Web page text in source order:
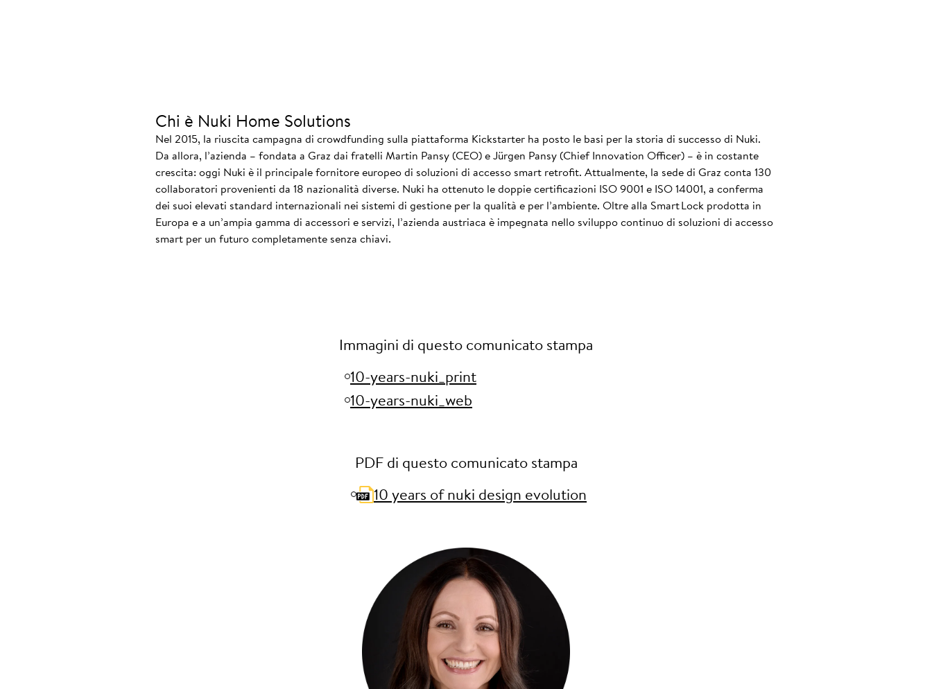
Chi è Nuki Home Solutions
Nel 2015, la riuscita campagna di crowdfunding sulla piattaforma Kickstarter ha posto le basi per la storia di successo di Nuki.
Da allora, l’azienda – fondata a Graz dai fratelli Martin Pansy (CEO) e Jürgen Pansy (Chief Innovation Officer) – è in costante
crescita: oggi Nuki è il principale fornitore europeo di soluzioni di accesso smart retrofit. Attualmente, la sede di Graz conta 130
collaboratori provenienti da 18 nazionalità diverse. Nuki ha ottenuto le doppie certificazioni ISO 9001 e ISO 14001, a conferma
dei suoi elevati standard internazionali nei sistemi di gestione per la qualità e per l’ambiente. Oltre alla Smart Lock prodotta in
Europa e a un’ampia gamma di accessori e servizi, l’azienda austriaca è impegnata nello sviluppo continuo di soluzioni di accesso
smart per un futuro completamente senza chiavi.
Immagini di questo comunicato stampa
10-years-nuki_print
10-years-nuki_web
PDF di questo comunicato stampa
10 years of nuki design evolution